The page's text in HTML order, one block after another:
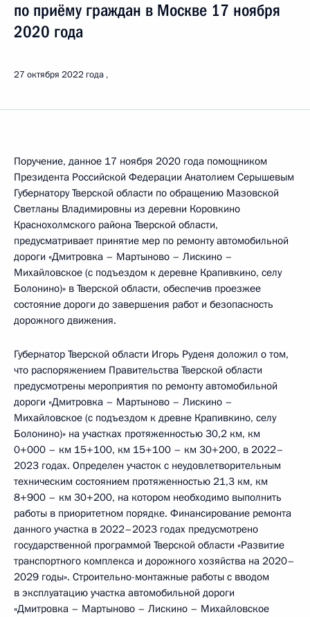
по приёму граждан в Москве 17 ноября
2020 года
27 октября 2022 года
Поручение, данное 17 ноября 2020 года помощником
Президента Российской Федерации Анатолием Серышевым
Губернатору Тверской области по обращению Мазовской
Светланы Владимировны из деревни Коровкино
Краснохолмского района Тверской области,
предусматривает принятие мер по ремонту автомобильной
дороги «Дмитровка – Мартыново – Лискино –
Михайловское (с подъездом к деревне Крапивкино, селу
Болонино)» в Тверской области, обеспечив проезжее
состояние дороги до завершения работ и безопасность
дорожного движения.
Губернатор Тверской области Игорь Руденя доложил о том,
что распоряжением Правительства Тверской области
предусмотрены мероприятия по ремонту автомобильной
дороги «Дмитровка – Мартыново – Лискино –
Михайловское (с подъездом к древне Крапивкино, селу
Болонино)» на участках протяженностью 30,2 км, км
0+000 – км 15+100, км 15+100 – км 30+200, в 2022–
2023 годах. Определен участок с неудовлетворительным
техническим состоянием протяженностью 21,3 км, км
8+900 – км 30+200, на котором необходимо выполнить
работы в приоритетном порядке. Финансирование ремонта
данного участка в 2022–2023 годах предусмотрено
государственной программой Тверской области «Развитие
транспортного комплекса и дорожного хозяйства на 2020–
2029 годы». Строительно-монтажные работы с вводом
в эксплуатацию участка автомобильной дороги
«Дмитровка – Мартыново – Лискино – Михайловское